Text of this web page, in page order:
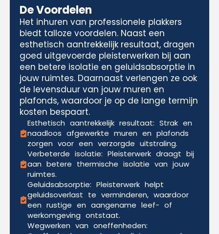
De Voordelen
Het inhuren van professionele plakkers
biedt talloze voordelen. Naast een
esthetisch aantrekkelijk resultaat, dragen
goed uitgevoerde pleisterwerken bij aan
een betere isolatie en geluidsabsorptie in
jouw ruimtes. Daarnaast verlengen ze ook
de levensduur van jouw muren en
plafonds, waardoor je op de lange termijn
kosten bespaart.
Esthetisch aantrekkelijk resultaat: Strak en
naadloos afgewerkte muren en plafonds
zorgen voor een verzorgde uitstraling.
Verbeterde isolatie: Pleisterwerk draagt bij
aan betere thermische isolatie van jouw
ruimtes.
Geluidsabsorptie: Pleisterwerk helpt
geluidsoverlast te verminderen, waardoor
een rustige en aangename leef- of
werkomgeving ontstaat.
Wegwerken van oneffenheden: